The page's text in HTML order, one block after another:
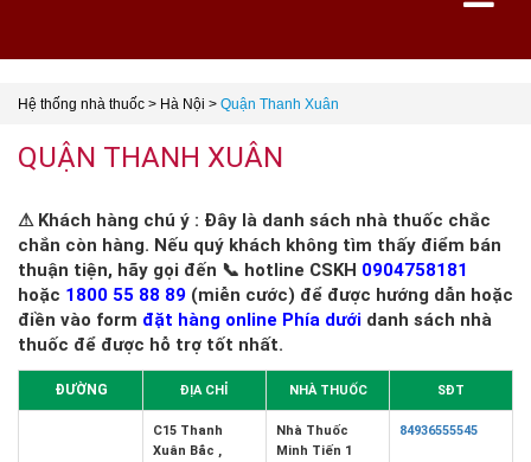
Hệ thống nhà thuốc > Hà Nội > Quận Thanh Xuân
QUẬN THANH XUÂN
⚠ Khách hàng chú ý : Đây là danh sách nhà thuốc chắc
chắn còn hàng. Nếu quý khách không tìm thấy điểm bán
thuận tiện, hãy gọi đến 📞 hotline CSKH 0904758181
hoặc 1800 55 88 89 (miễn cước) để được hướng dẫn hoặc
điền vào form đặt hàng online Phía dưới danh sách nhà
thuốc để được hỗ trợ tốt nhất.
ĐƯỜNG ĐỊA CHỈ NHÀ THUỐC SĐT
C15 Thanh
Xuân Bắc ,
Nhà Thuốc
Minh Tiến 1
84936555545